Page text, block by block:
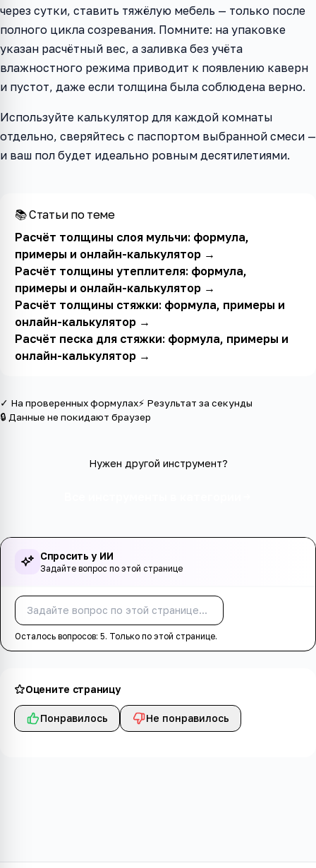
через сутки, ставить тяжёлую мебель — только после
полного цикла созревания. Помните: на упаковке
указан расчётный вес, а заливка без учёта
влажностного режима приводит к появлению каверн
и пустот, даже если толщина была соблюдена верно.
Используйте калькулятор для каждой комнаты
отдельно, сверяйтесь с паспортом выбранной смеси —
и ваш пол будет идеально ровным десятилетиями.
📚 Статьи по теме
Расчёт толщины слоя мульчи: формула,
примеры и онлайн-калькулятор→
Расчёт толщины утеплителя: формула,
примеры и онлайн-калькулятор→
Расчёт толщины стяжки: формула, примеры и
онлайн-калькулятор→
Расчёт песка для стяжки: формула, примеры и
онлайн-калькулятор→
✓ На проверенных формулах⚡ Результат за секунды
🔒 Данные не покидают браузер
Нужен другой инструмент?
Спросить у ИИ
Задайте вопрос по этой странице
Осталось вопросов: 5. Только по этой странице.
Оцените страницу
Понравилось Не понравилось